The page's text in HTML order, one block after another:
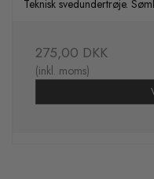
Teknisk svedundertrøje.
275,00 DKK
(inkl. moms)